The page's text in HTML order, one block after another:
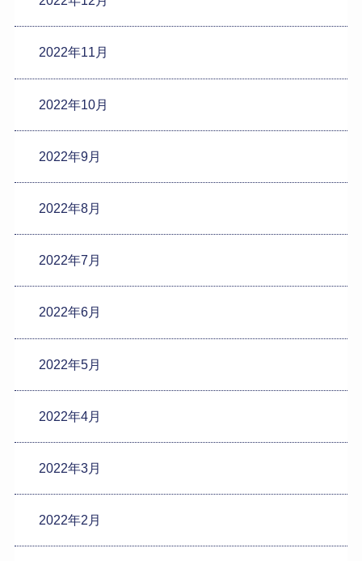
2022年11月
2022年10月
2022年9月
2022年8月
2022年7月
2022年6月
2022年5月
2022年4月
2022年3月
2022年2月